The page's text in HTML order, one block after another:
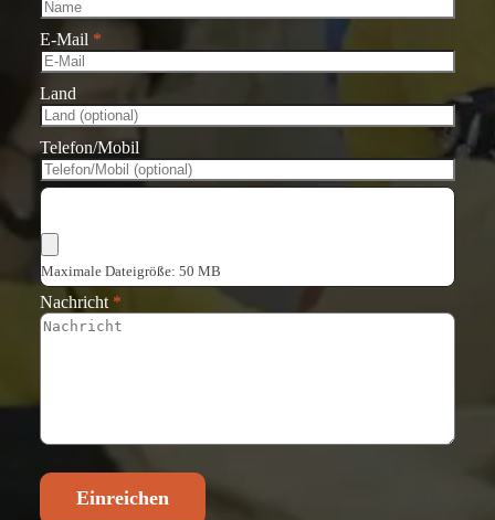
E-Mail *
Land
Telefon/Mobil
Maximale Dateigröße: 50 MB
Nachricht *
Einreichen